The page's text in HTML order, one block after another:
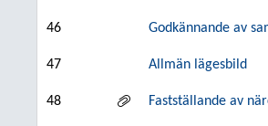
46 Godkännande av
47 Allmän lägesbild
48 Fastställande av